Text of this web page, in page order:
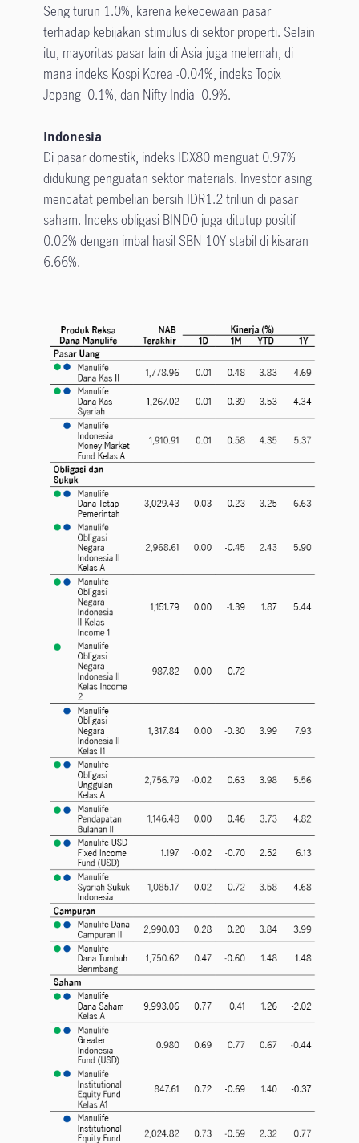
Seng turun 1.0%, karena kekecewaan pasar
terhadap kebijakan stimulus di sektor properti. Selain
itu, mayoritas pasar lain di Asia juga melemah, di
mana indeks Kospi Korea -0.04%, indeks Topix
Jepang -0.1%, dan Nifty India -0.9%.
Indonesia
Di pasar domestik, indeks IDX80 menguat 0.97%
didukung penguatan sektor materials. Investor asing
mencatat pembelian bersih IDR1.2 triliun di pasar
saham. Indeks obligasi BINDO juga ditutup positif
0.02% dengan imbal hasil SBN 10Y stabil di kisaran
6.66%.